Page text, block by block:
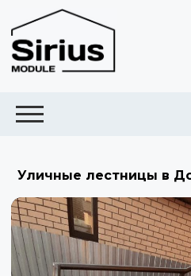
Уличные лестницы в